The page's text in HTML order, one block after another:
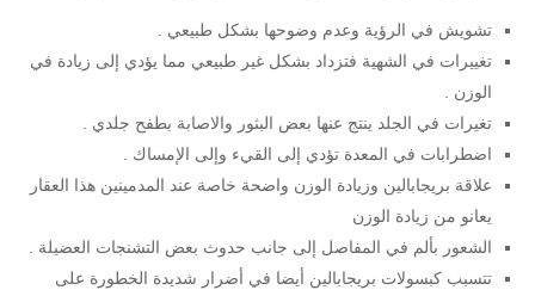
تشويش في الرؤية وعدم وضوحها بشكل طبيعي .
تغييرات في الشهية فتزداد بشكل غير طبيعي مما يؤدي إلى زيادة في
الوزن .
تغيرات في الجلد ينتج عنها بعض البثور والاصابة بطفح جلدي .
اضطرابات في المعدة تؤدي إلى القيء وإلى الإمساك .
علاقة بريجابالين وزيادة الوزن واضحة خاصة عند المدمينين هذا العقار
يعانو من زيادة الوزن
الشعور بألم في المفاصل إلى جانب حدوث بعض التشنجات العضيلة .
تتسبب كبسولات بريجابالين أيضا في أضرار شديدة الخطورة على